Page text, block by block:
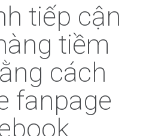
tiếp cận
tiềm
cách
fanpage